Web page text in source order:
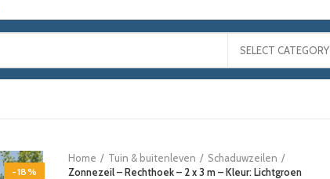
SELECT CATEGORY
-18%
Home Tuin & buitenleven
Schaduwzeilen
Zonnezeil – Rechthoek – 2 x 3 m – Kleur: Lichtgroen